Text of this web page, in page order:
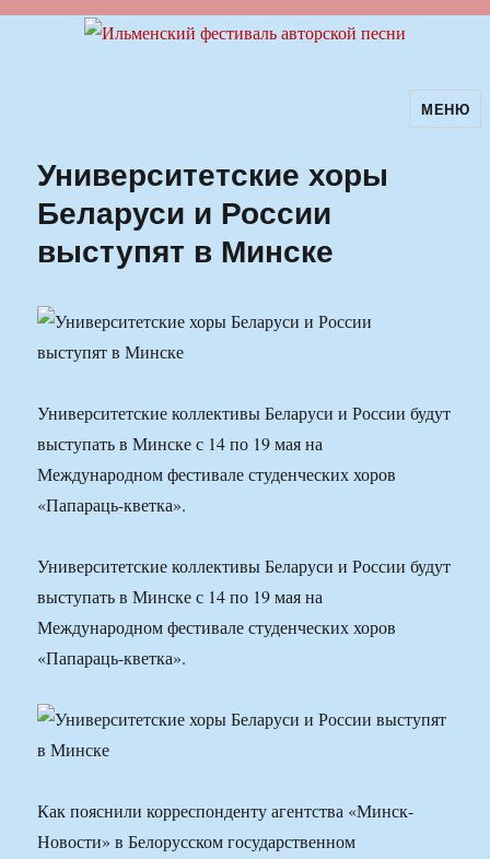
Ильменский фестиваль авторскойМЕНЮ
Университетские хоры
Беларуси и России
выступят в Минске
Университетские коллективы Беларуси и России будут
выступать в Минске с 14 по 19 мая на
Международном фестивале студенческих хоров
«Папараць-кветка».
Университетские коллективы Беларуси и России будут
выступать в Минске с 14 по 19 мая на
Международном фестивале студенческих хоров
«Папараць-кветка».
Как пояснили корреспонденту агентства «Минск-
Новости» в Белорусском государственном